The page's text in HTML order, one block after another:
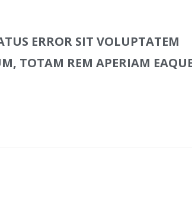
ERROR SIT VOLUPTATEM
TOTAM REM APERIAM